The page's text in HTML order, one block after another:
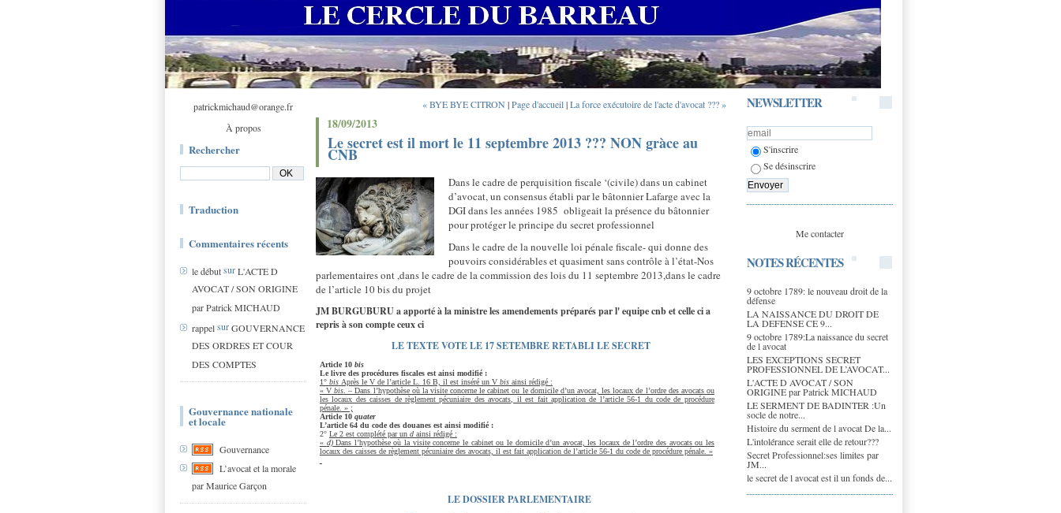
patrickmichaud@orange.fr
À propos
Rechercher
Traduction
Commentaires récents
le débutsurL'ACTE D
AVOCAT / SON ORIGINE
par Patrick MICHAUD
rappelsurGOUVERNANCE
DES ORDRES ET COUR
DES COMPTES
Gouvernance nationale
et locale
Gouvernance
L’avocat et la morale
par Maurice Garçon
NEWSLETTER
S'inscrire
Se désinscrire
Me contacter
NOTES RÉCENTES
9 octobre 1789: le nouveau droit de la
défense
LA NAISSANCE DU DROIT DE
LA DEFENSE CE 9...
9 octobre 1789:La naissance du secret
de l avocat
LES EXCEPTIONS SECRET
PROFESSIONNEL DE L’AVOCAT...
L'ACTE D AVOCAT / SON
ORIGINE par Patrick MICHAUD
LE SERMENT DE BADINTER :Un
socle de notre...
Histoire du serment de l avocat De la...
L'intolérance serait elle de retour???
Secret Professionnel:ses limites par
JM...
le secret de l avocat est il un fonds de...
« BYE BYE CITRON |Page d'accueil|La force exécutoire de l'acte d'avocat ??? »
18/09/2013
Le secret est il mort le 11 septembre 2013 ??? NON gràce au
CNB
Dans le cadre de perquisition fiscale ‘(civile) dans un cabinet
d’avocat, un consensus établi par le bâtonnier Lafarge avec la
DGI dans les années 1985 obligeait la présence du bâtonnier
pour protéger le principe du secret professionnel
Dans le cadre de la nouvelle loi pénale fiscale- qui donne des
pouvoirs considérables et quasiment sans contrôle à l’état-Nos
parlementaires ont ,dans le cadre de la commission des lois du 11 septembre 2013,dans le cadre
de l’article 10 bis du projet
JM BURGUBURU a apporté à la ministre les amendements préparés par l' equipe cnb et celle ci a
repris à son compte ceux ci
LE TEXTE VOTE LE 17 SETEMBRE RETABLI LE SECRET
Article 10 bis
Le livre des procédures fiscales est ainsi modifié :
1° bisAprès le V de l’article L. 16 B, il est inséré un V bisainsi rédigé :
« V bis . – Dans l’hypothèse où la visite concerne le cabinet ou le domicile d’un avocat, les locaux de l’ordre des avocats ou
les locaux des caisses de règlement pécuniaire des avocats, il est fait application de l’article 56-1 du code de procédure
pénale. » ;
Article 10 quater
L’article 64 du code des douanes est ainsi modifié :
2° Le 2 est complété par un dainsi rédigé :
« d)Dans l’hypothèse où la visite concerne le cabinet ou le domicile d’un avocat, les locaux de l’ordre des avocats ou les
locaux des caisses de règlement pécuniaire des avocats, il est fait application de l’article 56-1 du code de procédure pénale. »
LE DOSSIER PARLEMENTAIRE